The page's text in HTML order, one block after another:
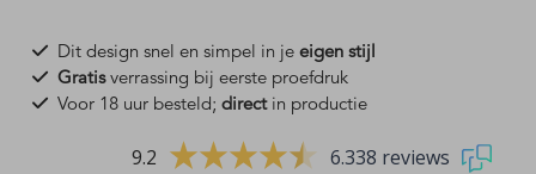
Dit design snel en simpel in je eigen stijl
Gratisverrassing bij eerste proefdruk
Voor 18 uur besteld; directin productie
9.2 6.338 reviews